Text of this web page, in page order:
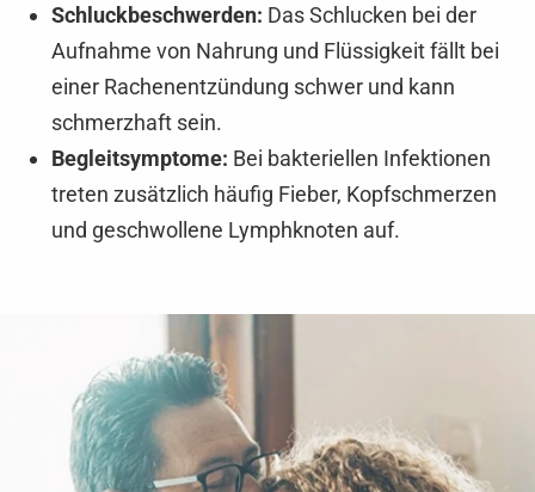
Schluckbeschwerden: Das Schlucken bei der
Aufnahme von Nahrung und Flüssigkeit fällt bei
einer Rachenentzündung schwer und kann
schmerzhaft sein.
Begleitsymptome: Bei bakteriellen Infektionen
treten zusätzlich häufig Fieber, Kopfschmerzen
und geschwollene Lymphknoten auf.